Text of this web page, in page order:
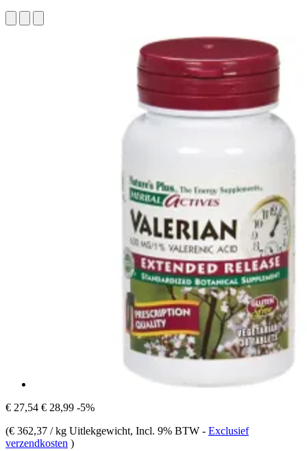
€ 27,54 € 28,99 -5%
(€ 362,37 / kg Uitlekgewicht, Incl. 9% BTW - Exclusief
verzendkosten )